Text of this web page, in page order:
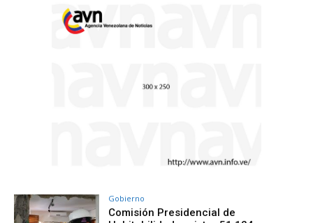
Gobierno
Comisión Presidencial de